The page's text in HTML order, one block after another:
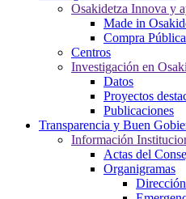
Osakidetza Innova y
Made in
Compra
Centros
Investigación en
Datos
Proyectos
Publicaciones
Transparencia y Buen
Información
Actas del
Organigramas